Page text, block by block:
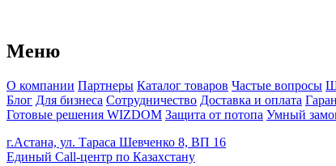
Меню
О компании Партнеры Каталог товаров Частые вопросы
Блог Для бизнеса Сотрудничество Доставка и оплата
Готовые решения WIZDOM Защита от потопа Умный
г.Астана, ул. Тараса Шевченко 8, ВП 16
Единый Call-центр по Казахстану